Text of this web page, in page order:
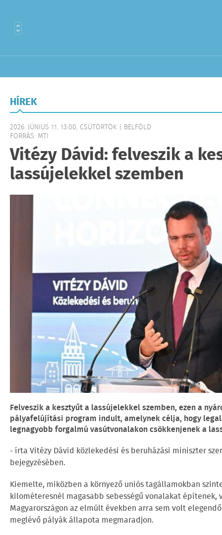
HÍREK
2026. JÚNIUS 11. 13:00, CSÜTÖRTÖK | BELFÖLD
FORRÁS: MTI
Vitézy Dávid: felveszik a
lassújelekkel szemben
Felveszik a kesztyűt a lassújelekkel szemben, ezen a
pályafelújítási program indult, amelynek célja, hogy
legnagyobb forgalmú vasútvonalakon csökkenjenek a
- írta Vitézy Dávid közlekedési és beruházási miniszter
bejegyzésében.
Kiemelte, miközben a környező uniós tagállamokban
kilométeresnél magasabb sebességű vonalakat építenek,
Magyarországon az elmúlt években arra sem volt
meglévő pályák állapota megmaradjon.